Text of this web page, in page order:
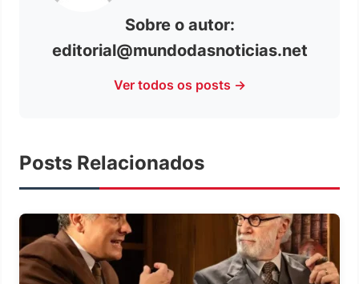
Sobre o autor:
editorial@mundodasnoticias.net
Ver todos os posts →
Posts Relacionados